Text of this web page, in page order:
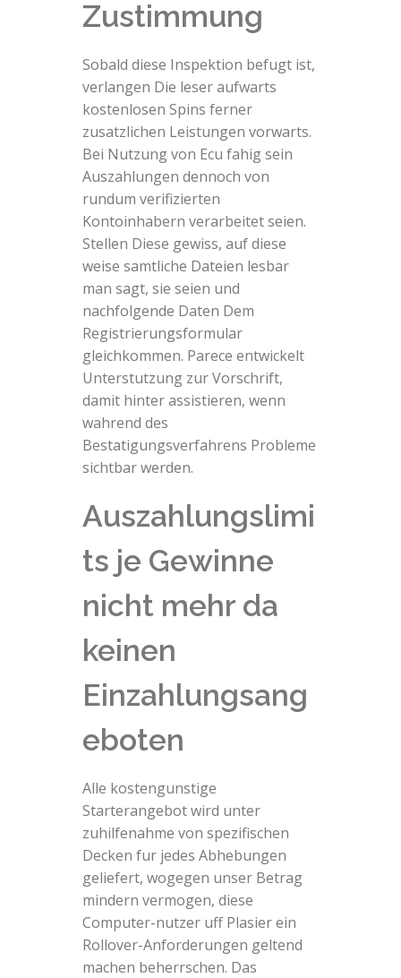
Zustimmung
Sobald diese Inspektion befugt ist,
verlangen Die leser aufwarts
kostenlosen Spins ferner
zusatzlichen Leistungen vorwarts.
Bei Nutzung von Ecu fahig sein
Auszahlungen dennoch von
rundum verifizierten
Kontoinhabern verarbeitet seien.
Stellen Diese gewiss, auf diese
weise samtliche Dateien lesbar
man sagt, sie seien und
nachfolgende Daten Dem
Registrierungsformular
gleichkommen. Parece entwickelt
Unterstutzung zur Vorschrift,
damit hinter assistieren, wenn
wahrend des
Bestatigungsverfahrens Probleme
sichtbar werden.
Auszahlungslimi
ts je Gewinne
nicht mehr da
keinen
Einzahlungsang
eboten
Alle kostengunstige
Starterangebot wird unter
zuhilfenahme von spezifischen
Decken fur jedes Abhebungen
geliefert, wogegen unser Betrag
mindern vermogen, diese
Computer-nutzer uff Plasier ein
Rollover-Anforderungen geltend
machen beherrschen. Das